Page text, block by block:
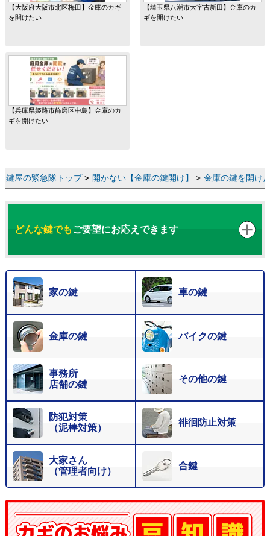
【大阪府大阪市北区梅田】金庫のカギ
を開けたい
【埼玉県八潮市大字古新田】金庫のカ
ギを開けたい
【兵庫県姫路市飾磨区中島】金庫のカ
ギを開けたい
鍵屋の緊急隊トップ> 開かない【金庫の鍵開け】 > 金庫の鍵を開け
どんな鍵でもご要望にお応えできます
家の鍵 車の鍵
金庫の鍵 バイクの鍵
事務所
店舗の鍵
その他の鍵
防犯対策
（泥棒対策）
徘徊防止対策
大家さん
（管理者向け）
合鍵